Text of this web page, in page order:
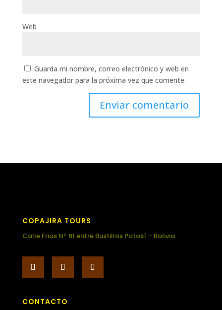
Web
Guarda mi nombre, correo electrónico y web en
este navegador para la próxima vez que comente.
COPAJIRA TOURS
Calle Frias Nº 61 entre Bustillos Potosí – Bolivia
CONTACTO